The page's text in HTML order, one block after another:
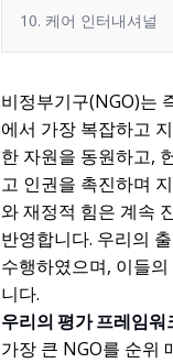
10. 케어 인터내셔널
비정부기구(NGO)는
에서 가장 복잡하고
한 자원을 동원하고,
고 인권을 촉진하며
와 재정적 힘은 계속
반영합니다. 우리의
수행하였으며, 이들
니다.
우리의 평가 프레임워
가장 큰 NGO를 순위